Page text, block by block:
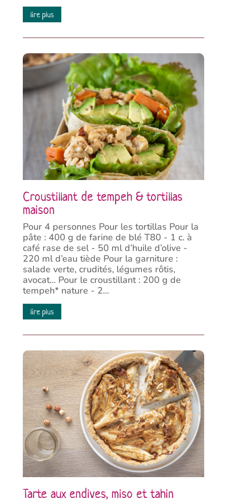
lire plus
Croustillant de tempeh & tortillas
maison
Pour 4 personnes Pour les tortillas Pour la
pâte : 400 g de farine de blé T80 - 1 c. à
café rase de sel - 50 ml d’huile d’olive -
220 ml d’eau tiède Pour la garniture :
salade verte, crudités, légumes rôtis,
avocat... Pour le croustillant : 200 g de
tempeh* nature - 2...
lire plus
Tarte aux endives, miso et tahin